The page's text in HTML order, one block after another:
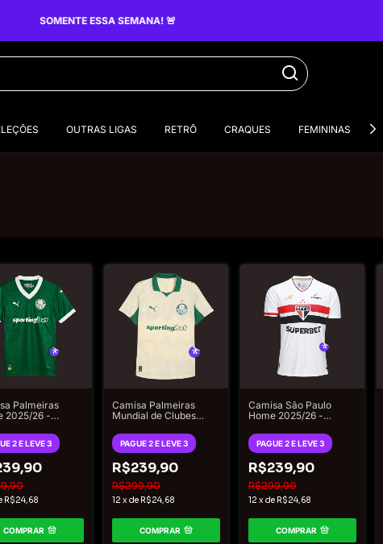
ESSA SEMANA! 🚨
OUTRAS LIGAS RETRÔ CRAQUES FEMININAS
Palmeiras
2025/26 -
- Verde
2 E LEVE 3
R$24,68
COMPRAR
Camisa Palmeiras
Mundial de Clubes
Puma Masculino -
Bege e Verde
PAGUE 2 E LEVE 3
R$239,90
R$299,90
12 xde R$24,68
COMPRAR
Camisa São Paulo
Home 2025/26 -
Masculina - Branco
PAGUE 2 E LEVE 3
R$239,90
R$299,90
12 xde R$24,68
COMPRAR